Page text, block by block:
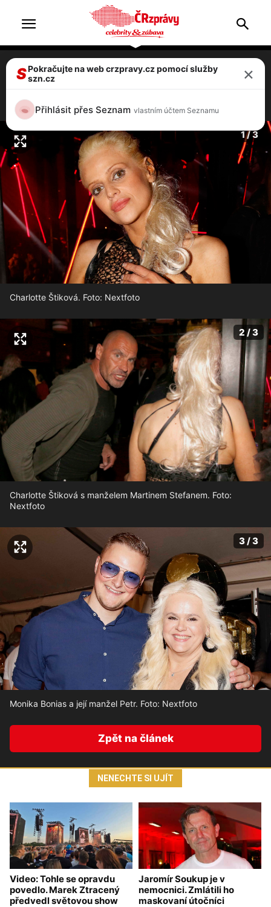
Monika Binias: Dceru Charlotte týrá
1 / 3
Charlotte Štiková. Foto: Nextfoto
2 / 3
Charlotte Štiková s manželem Martinem Stefanem. Foto:
Nextfoto
3 / 3
Monika Bonias a její manžel Petr. Foto: Nextfoto
Zpět na článek
NENECHTE SI UJÍT
Video: Tohle se opravdu
povedlo. Marek Ztracený
předvedl světovou show
Jaromír Soukup je v
nemocnici. Zmlátili ho
maskovaní útočníci
SPokračujte na web crzpravy.cz pomocí služby
szn.cz
×
Přihlásit přes Seznam vlastním účtem Seznamu